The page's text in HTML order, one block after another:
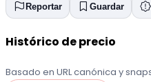
Reportar Guardar
Histórico de precio
Basado en URL canónica y